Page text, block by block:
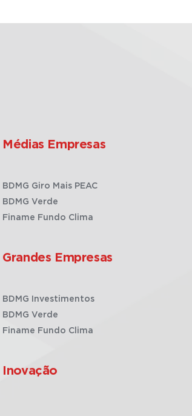
Médias Empresas
BDMG Giro Mais PEAC
BDMG Verde
Finame Fundo Clima
Grandes Empresas
BDMG Investimentos
BDMG Verde
Finame Fundo Clima
Inovação